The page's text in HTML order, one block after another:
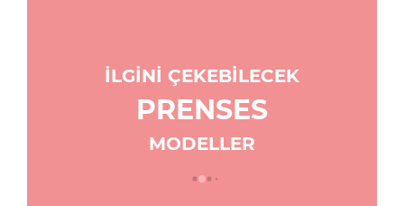
İLGİNİ ÇEKEBİLECEK
PRENSES
MODELLER